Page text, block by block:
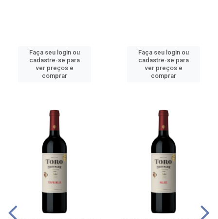
Faça seu login ou
cadastre-se para
ver preços e
comprar
Faça seu login ou
cadastre-se para
ver preços e
comprar